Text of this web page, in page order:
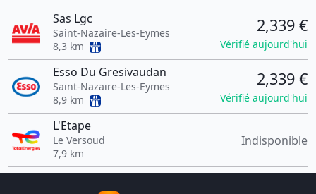
Sas Lgc
Saint-Nazaire-Les-Eymes
8,3 km
2,339 €
Vérifié aujourd'hui
Esso Du Gresivaudan
Saint-Nazaire-Les-Eymes
8,9 km
2,339 €
Vérifié aujourd'hui
L'Etape
Le Versoud
7,9 km
Indisponible